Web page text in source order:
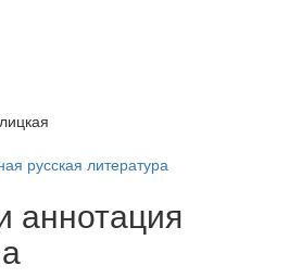
русская литература
аннотация